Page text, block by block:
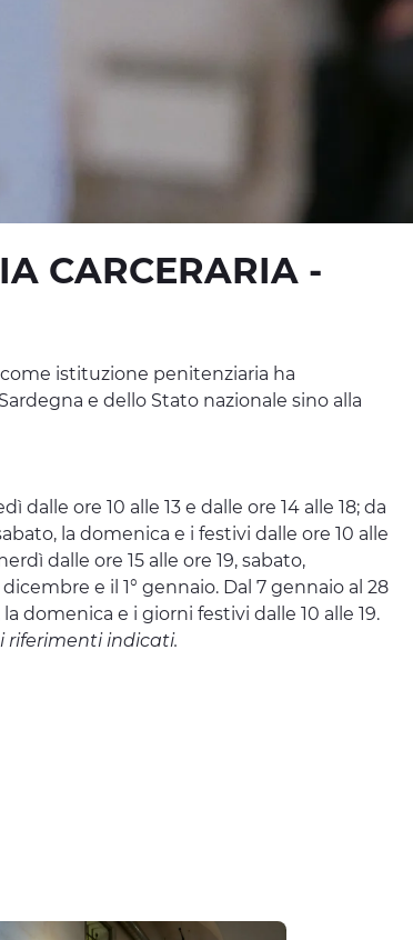
CARCERARIA -
istituzione penitenziaria ha
e dello Stato nazionale sino alla
dalle ore 10 alle 13 e dalle ore 14 alle 18; da
la domenica e i festivi dalle ore 10 alle
dalle ore 15 alle ore 19, sabato,
e il 1° gennaio. Dal 7 gennaio al 28
domenica e i giorni festivi dalle 10 alle 19.
riferimenti indicati.